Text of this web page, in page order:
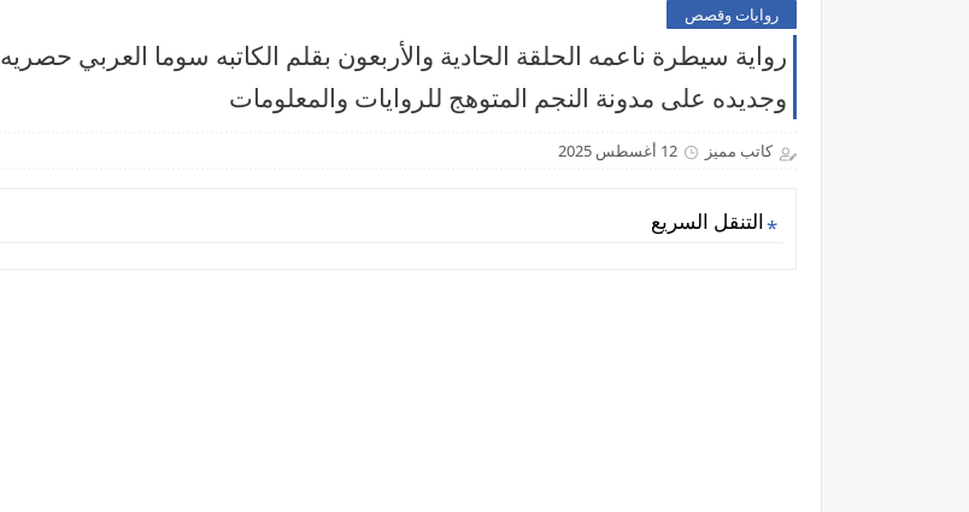
روايات وقصص
رواية سيطرة ناعمه الحلقة الحادية والأربعون بقلم الكاتبه سوما العربي حصريه
وجديده على مدونة النجم المتوهج للروايات والمعلومات
كاتب مميز 12 أغسطس 2025
التنقل السريع